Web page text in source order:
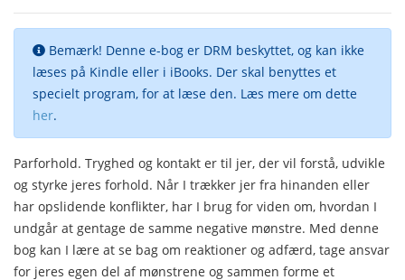
Bemærk! Denne e-bog er DRM beskyttet, og kan ikke
læses på Kindle eller i iBooks. Der skal benyttes et
specielt program, for at læse den. Læs mere om dette
her.
Parforhold. Tryghed og kontakt er til jer, der vil forstå, udvikle
og styrke jeres forhold. Når I trækker jer fra hinanden eller
har opslidende konflikter, har I brug for viden om, hvordan I
undgår at gentage de samme negative mønstre. Med denne
bog kan I lære at se bag om reaktioner og adfærd, tage ansvar
for jeres egen del af mønstrene og sammen forme et